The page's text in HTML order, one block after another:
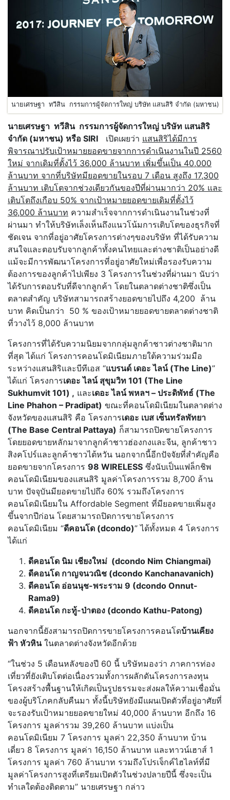
นายเศรษฐา ทวีสิน กรรมการผู้จัดการใหญ่ บริษัท แสนสิริ จำกัด (มหาชน)
นายเศรษฐา ทวีสิน กรรมการผู้จัดการใหญ่ บริษัท แสนสิริ
จำกัด (มหาชน) หรือ SIRI เปิดเผยว่า แสนสิริได้มีการ
พิจารณาปรับเป้าหมายยอดขายจากการดำเนินงานในปี 2560
ใหม่ จากเดิมที่ตั้งไว้ 36,000 ล้านบาท เพิ่มขึ้นเป็น 40,000
ล้านบาท จากที่บริษัทมียอดขายในรอบ 7 เดือน สูงถึง 17,300
ล้านบาท เติบโตจากช่วงเดียวกันของปีที่ผ่านมากว่า 20% และ
เติบโตถึงเกือบ 50% จากเป้าหมายยอดขายเดิมที่ตั้งไว้
36,000 ล้านบาท ความสำเร็จจากการดำเนินงานในช่วงที่
ผ่านมา ทำให้บริษัทเล็งเห็นถึงแนวโน้มการเติบโตของธุรกิจที่
ชัดเจน จากที่อยู่อาศัยโครงการต่างๆของบริษัท ที่ได้รับความ
สนใจและตอบรับจากลูกค้าทั้งคนไทยและต่างชาติเป็นอย่างดี
แม้จะมีการพัฒนาโครงการที่อยู่อาศัยใหม่เพื่อรองรับความ
ต้องการของลูกค้าไปเพียง 3 โครงการในช่วงที่ผ่านมา นับว่า
ได้รับการตอบรับที่ดีจากลูกค้า โดยในตลาดต่างชาติซึ่งเป็น
ตลาดสำคัญ บริษัทสามารถสร้างยอดขายไปถึง 4,200 ล้าน
บาท คิดเป็นกว่า 50 % ของเป้าหมายยอดขายตลาดต่างชาติ
ที่วางไว้ 8,000 ล้านบาท
โครงการที่ได้รับความนิยมจากกลุ่มลูกค้าชาวต่างชาติมาก
ที่สุด ได้แก่ โครงการคอนโดมิเนียมภายใต้ความร่วมมือ
ระหว่างแสนสิริและบีทีเอส “แบรนด์ เดอะ ไลน์ (The Line)”
ได้แก่ โครงการเดอะ ไลน์ สุขุมวิท 101 (The Line
Sukhumvit 101) , และเดอะ ไลน์ พหลฯ – ประดิพัทธ์ (The
Line Phahon – Pradipat) ขณะที่คอนโดมิเนียมในตลาดต่าง
จังหวัดของแสนสิริ คือ โครงการเดอะ เบส เซ็นทรัลพัทยา
(The Base Central Pattaya) ก็สามารถปิดขายโครงการ
โดยยอดขายหลักมาจากลูกค้าชาวฮ่องกงและจีน, ลูกค้าชาว
สิงคโปร์และลูกค้าชาวไต้หวัน นอกจากนี้อีกปัจจัยที่สำคัญคือ
ยอดขายจากโครงการ 98 WIRELESS ซึ่งนับเป็นแฟล็กชิพ
คอนโดมิเนียมของแสนสิริ มูลค่าโครงการรวม 8,700 ล้าน
บาท ปัจจุบันมียอดขายไปถึง 60% รวมถึงโครงการ
คอนโดมิเนียมใน Affordable Segment ที่มียอดขายเพิ่มสูง
ขึ้นจากปีก่อน โดยสามารถปิดการขายโครงการ
คอนโดมิเนียม “ดีคอนโด (dcondo)” ได้ทั้งหมด 4 โครงการ
ได้แก่
ดีคอนโด นิม เชียงใหม่ (dcondo Nim Chiangmai)
ดีคอนโด กาญจนวณิช (dcondo Kanchanavanich)
ดีคอนโด อ่อนนุช-พระราม 9 (dcondo Onnut-
Rama9)
ดีคอนโด กะทู้-ป่าตอง (dcondo Kathu-Patong)
นอกจากนี้ยังสามารถปิดการขายโครงการคอนโดบ้านเคียง
ฟ้า หัวหินในตลาดต่างจังหวัดอีกด้วย
“ในช่วง 5 เดือนหลังของปี 60 นี้ บริษัทมองว่า ภาคการท่อง
เที่ยวที่ยังเติบโตต่อเนื่องรวมทั้งการผลักดันโครงการลงทุน
โครงสร้างพื้นฐานให้เกิดเป็นรูปธรรมจะส่งผลให้ความเชื่อมั่น
ของผู้บริโภคกลับคืนมา ทั้งนี้บริษัทยังมีแผนเปิดตัวที่อยู่อาศัยที่
จะรองรับเป้าหมายยอดขายใหม่ 40,000 ล้านบาท อีกถึง 16
โครงการ มูลค่ารวม 39,260 ล้านบาท แบ่งเป็น
คอนโดมิเนียม 7 โครงการ มูลค่า 22,350 ล้านบาท บ้าน
เดี่ยว 8 โครงการ มูลค่า 16,150 ล้านบาท และทาวน์เฮาส์ 1
โครงการ มูลค่า 760 ล้านบาท รวมถึงโปรเจ็กค์ไฮไลท์ที่มี
มูลค่าโครงการสูงที่เตรียมเปิดตัวในช่วงปลายปีนี้ ซึ่งจะเป็น
ทำเลใดต้องติดตาม” นายเศรษฐา กล่าว